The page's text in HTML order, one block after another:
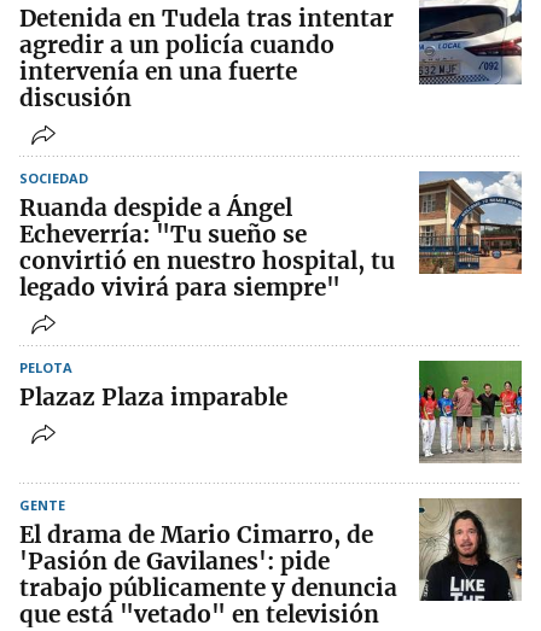
Detenida en Tudela tras intentar
agredir a un policía cuando
intervenía en una fuerte
discusión
SOCIEDAD
Ruanda despide a Ángel
Echeverría: "Tu sueño se
convirtió en nuestro hospital, tu
legado vivirá para siempre"
PELOTA
Plazaz Plaza imparable
GENTE
El drama de Mario Cimarro, de
'Pasión de Gavilanes': pide
trabajo públicamente y denuncia
que está "vetado" en televisión